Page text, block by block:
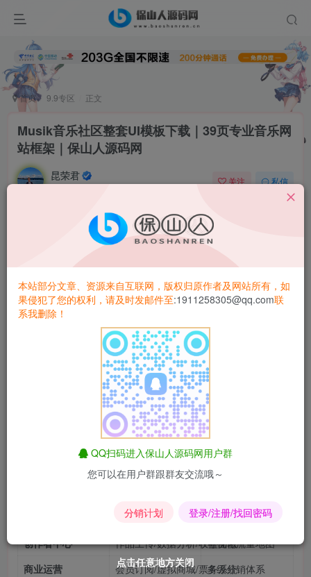
首页 9.9专区 正文
Musik音乐社区整套UI模板下载｜39页专业音乐网
站框架｜保山人源码网
昆荣君
1年前更新
关注 私信
音乐社交革命！国外大神设计39页全功能
Musik音乐社区UI模板
还在为音乐社区开发耗费数月设计界面？保山人源码网
顶级设计资源——Musik音乐社区整套UI网站模板！原汁原
味的欧美音乐社交风格，完整39个页面模板覆盖音乐平台全
部场景，助您零成本打造中国版SoundCloud！
⭐ 模板核心价值
🎨 39个专业页面全景展示
代表页面
个人主页/音乐库/收藏夹动态唱片展示墙
音乐圈/好友动态/私信系统歌词弹幕互动
创作者中心
作品上传/数据分析/收益面板可视化流量地图
商业运营
会员订阅/虚拟商城/票务系统
多级分销体系
点击任意地方关闭
点击任意地方关闭
点击任意地方关闭
点击任意地方关闭
点击任意地方关闭
点击任意地方关闭
本站部分文章、资源来自互联网，版权归原作者及网站所有，如
果侵犯了您的权利，请及时发邮件至:1911258305@qq.com联
系我删除！
QQ扫码进入保山人源码网用户群
您可以在用户群跟群友交流哦～
分销计划 登录/注册/找回密码